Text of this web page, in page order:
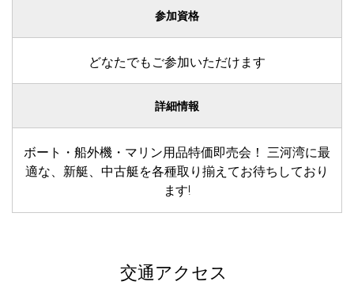
参加資格
どなたでもご参加いただけます
詳細情報
ボート・船外機・マリン用品特価即売会！ 三河湾に最
適な、新艇、中古艇を各種取り揃えてお待ちしており
ます!
交通アクセス